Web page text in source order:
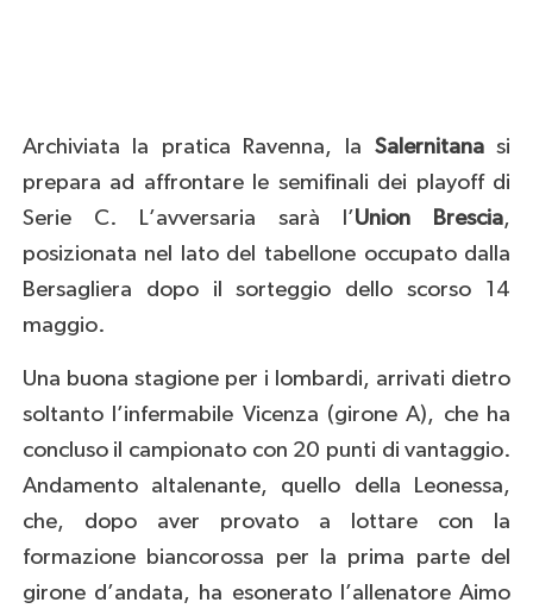
Archiviata la pratica Ravenna, la Salernitanasi
prepara ad affrontare le semifinali dei playoff di
Serie C. L’avversaria sarà l’Union Brescia,
posizionata nel lato del tabellone occupato dalla
Bersagliera dopo il sorteggio dello scorso 14
maggio.
Una buona stagione per i lombardi, arrivati dietro
soltanto l’infermabile Vicenza (girone A), che ha
concluso il campionato con 20 punti di vantaggio.
Andamento altalenante, quello della Leonessa,
che, dopo aver provato a lottare con la
formazione biancorossa per la prima parte del
girone d’andata, ha esonerato l’allenatore Aimo